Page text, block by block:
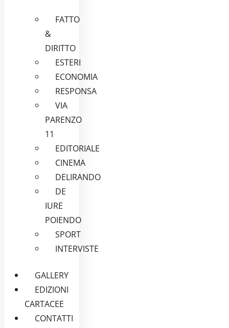
FATTO
&
DIRITTO
ESTERI
ECONOMIA
RESPONSA
VIA
PARENZO
11
EDITORIALE
CINEMA
DELIRANDO
DE
IURE
POIENDO
SPORT
INTERVISTE
GALLERY
EDIZIONI
CARTACEE
CONTATTI